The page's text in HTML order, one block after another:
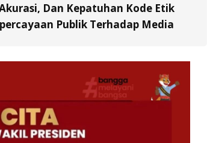
Dan Kepatuhan Kode Etik
Publik Terhadap Media